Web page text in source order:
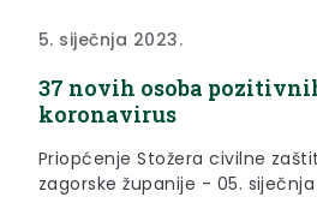
5. siječnja 2023.
37 novih osoba
koronavirus
Priopćenje Stožera civilne
zagorske županije - 05. siječnja